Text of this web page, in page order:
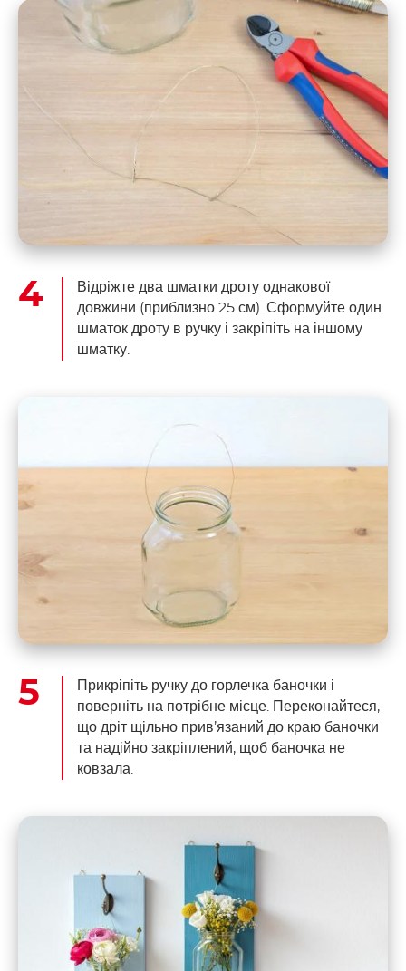
Відріжте два шматки дроту однакової
довжини (приблизно 25 см). Сформуйте один
шматок дроту в ручку і закріпіть на іншому
шматку.
Прикріпіть ручку до горлечка баночки і
поверніть на потрібне місце. Переконайтеся,
що дріт щільно прив’язаний до краю баночки
та надійно закріплений, щоб баночка не
ковзала.